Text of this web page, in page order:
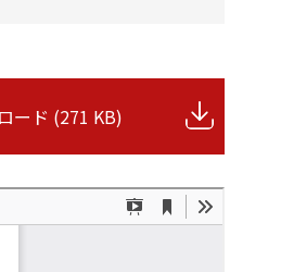
ード (271 KB)